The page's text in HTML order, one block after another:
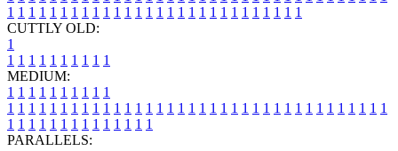
1 1 1 1 1 1 1 1 1 1 1 1 1 1 1 1 1 1 1 1 1 1 1 1 1 1 1 1
CUTTLY OLD:
1
1 1 1 1 1 1 1 1 1 1
MEDIUM:
1 1 1 1 1 1 1 1 1 1
1 1 1 1 1 1 1 1 1 1 1 1 1 1 1 1 1 1 1 1 1 1 1 1 1 1 1 1 1 1 1 1 1 1 1 1
1 1 1 1 1 1 1 1 1 1 1 1 1 1
PARALLELS: